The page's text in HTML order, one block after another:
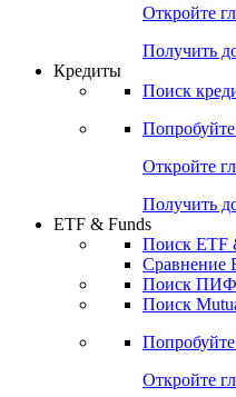
Откройте
Получить
Кредиты
Поиск
Попробуйте
Откройте
Получить
ETF & Funds
Поиск ETF
Сравнение
Поиск ПИФ
Поиск
Попробуйте
Откройте